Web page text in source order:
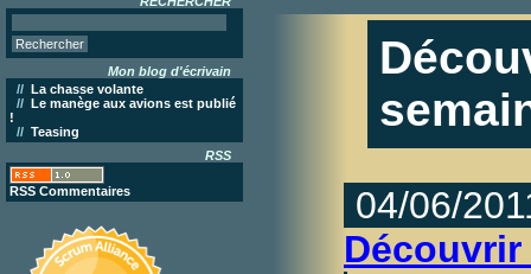
Mon blog d'écrivain
// La chasse volante
// Le manège aux avions est publié
!
// Teasing
RSS
RSS Commentaires
04/06/